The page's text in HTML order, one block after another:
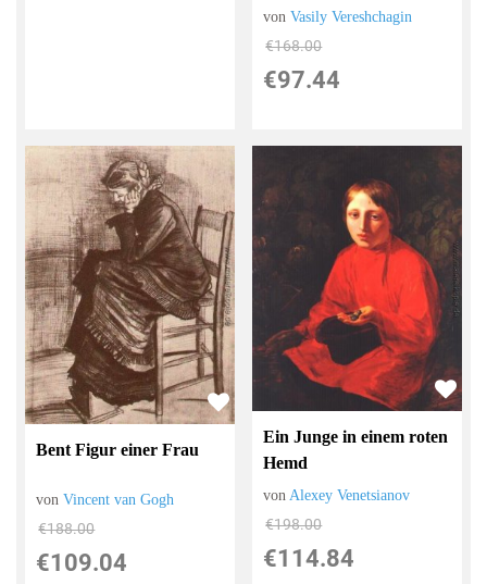
vonVasily Vereshchagin
€168.00
€97.44
Bent Figur einer Frau
vonVincent van Gogh
€188.00
€109.04
Ein Junge in einem roten
Hemd
von Alexey Venetsianov
€198.00
€114.84